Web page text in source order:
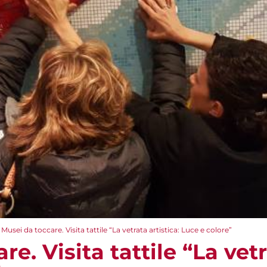
Musei da toccare. Visita tattile “La vetrata artistica: Luce e colore”
Visita tattile “La